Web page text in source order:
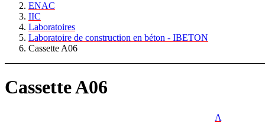
ENAC
IIC
Laboratoires
Laboratoire de construction en béton - IBETON
Cassette A06
Cassette A06
A